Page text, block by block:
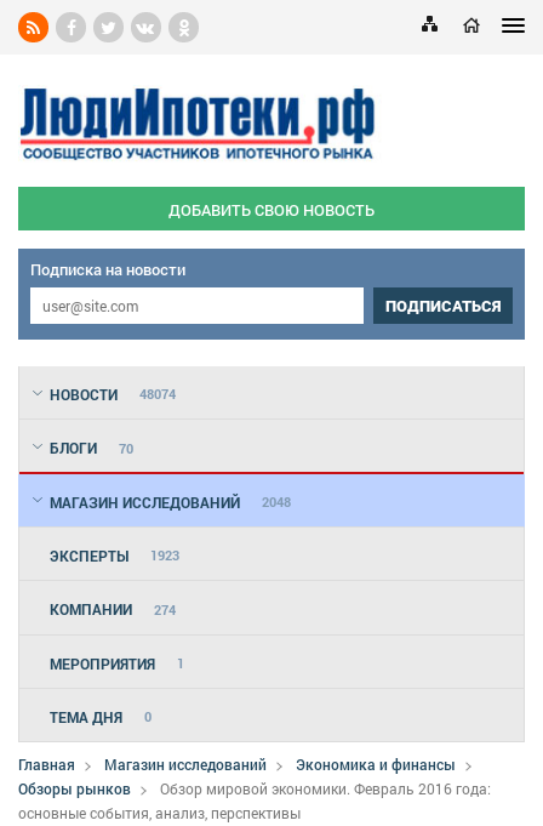
ДОБАВИТЬ СВОЮ НОВОСТЬ
Подписка на новости
ПОДПИСАТЬСЯ
НОВОСТИ 48074
БЛОГИ 70
МАГАЗИН ИССЛЕДОВАНИЙ 2048
ЭКСПЕРТЫ 1923
КОМПАНИИ 274
МЕРОПРИЯТИЯ 1
ТЕМА ДНЯ 0
Главная Магазин исследований
Экономика и финансы
Обзоры рынков
Обзор мировой экономики. Февраль 2016 года:
основные события, анализ, перспективы